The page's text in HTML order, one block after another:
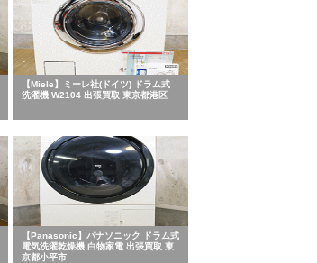
【Miele】ミーレ社(ドイツ) ドラム式
洗濯機 W2104 出張買取 東京都港区
【Panasonic】パナソニック ドラム式
電気洗濯乾燥機 白物家電 出張買取 東
京都小平市